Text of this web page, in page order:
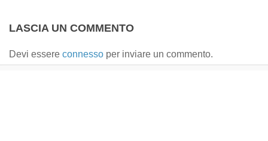
LASCIA UN COMMENTO
Devi essere connesso per inviare un commento.